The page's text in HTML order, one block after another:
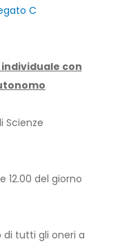
C
con
Scienze
12.00 del giorno
di tutti gli oneri a